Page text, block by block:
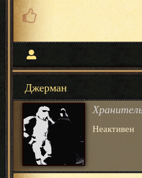
Джерман
Неактивен